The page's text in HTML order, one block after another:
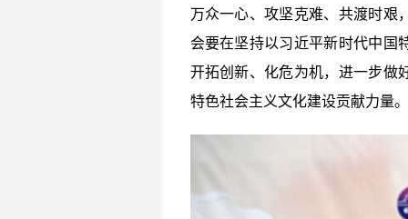
万众一心、攻坚克难、共渡时艰
会要在坚持以习近平新时代中国
开拓创新、化危为机，进一步做
特色社会主义文化建设贡献力量。